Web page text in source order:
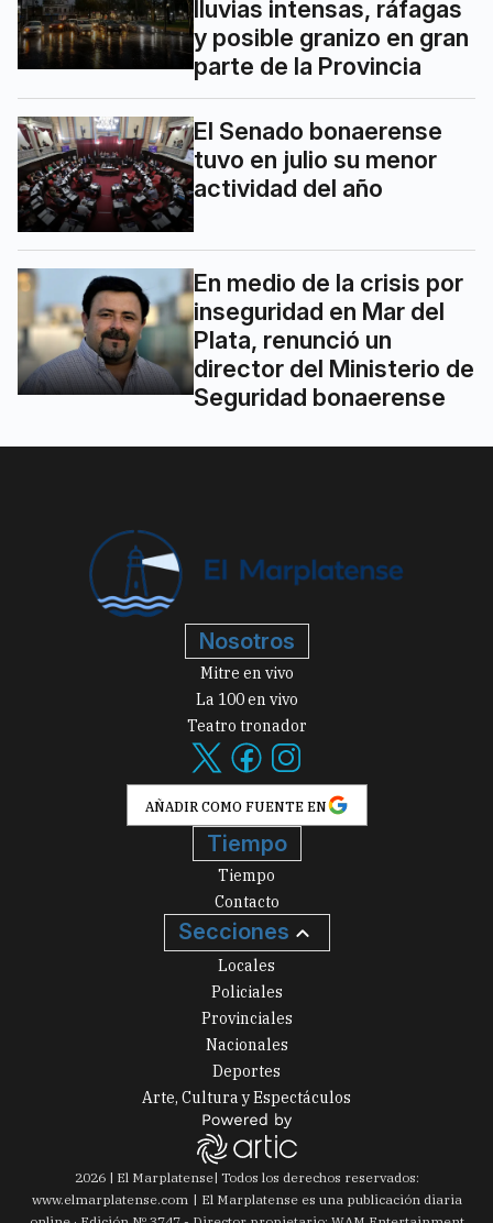
lluvias intensas, ráfagas
y posible granizo en gran
parte de la Provincia
El Senado bonaerense
tuvo en julio su menor
actividad del año
En medio de la crisis por
inseguridad en Mar del
Plata, renunció un
director del Ministerio de
Seguridad bonaerense
Nosotros
Mitre en vivo
La 100 en vivo
Teatro tronador
AÑADIR COMO FUENTE EN
Tiempo
Tiempo
Contacto
Secciones
Locales
Policiales
Provinciales
Nacionales
Deportes
Arte, Cultura y Espectáculos
2026| El Marplatense| Todos los derechos reservados:
www.elmarplatense.com
El Marplatense es una publicación diaria